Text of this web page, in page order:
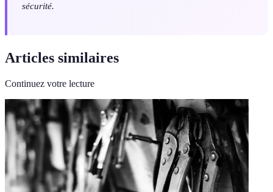
sécurité.
Articles similaires
Continuez votre lecture